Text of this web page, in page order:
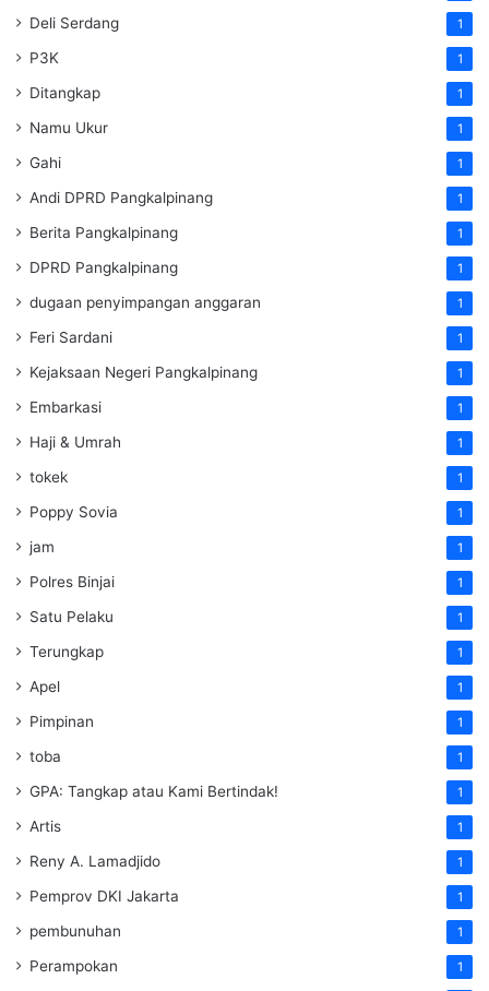
Deli Serdang 1
P3K 1
Ditangkap 1
Namu Ukur 1
Gahi 1
Andi DPRD Pangkalpinang 1
Berita Pangkalpinang 1
DPRD Pangkalpinang 1
dugaan penyimpangan anggaran 1
Feri Sardani 1
Kejaksaan Negeri Pangkalpinang 1
Embarkasi 1
Haji & Umrah 1
tokek 1
Poppy Sovia 1
jam 1
Polres Binjai 1
Satu Pelaku 1
Terungkap 1
Apel 1
Pimpinan 1
toba 1
GPA: Tangkap atau Kami Bertindak! 1
Artis 1
Reny A. Lamadjido 1
Pemprov DKI Jakarta 1
pembunuhan 1
Perampokan 1